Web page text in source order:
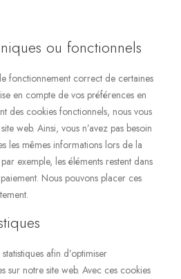
ou fonctionnels
fonctionnement correct de certaines
en compte de vos préférences en
des cookies fonctionnels, nous vous
web. Ainsi, vous n’avez pas besoin
les mêmes informations lors de la
exemple, les éléments restent dans
Nous pouvons placer ces
afin d’optimiser
sur notre site web. Avec ces cookies